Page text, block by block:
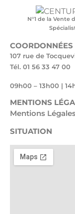
N°1 de la Vente
COORDONNÉES
107 rue de
Tél. 01 56 33 47 00
09h00 – 13h00 |
MENTIONS
Mentions
SITUATION